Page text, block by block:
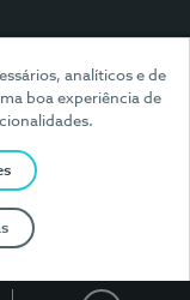
analíticos e de
boa experiência de